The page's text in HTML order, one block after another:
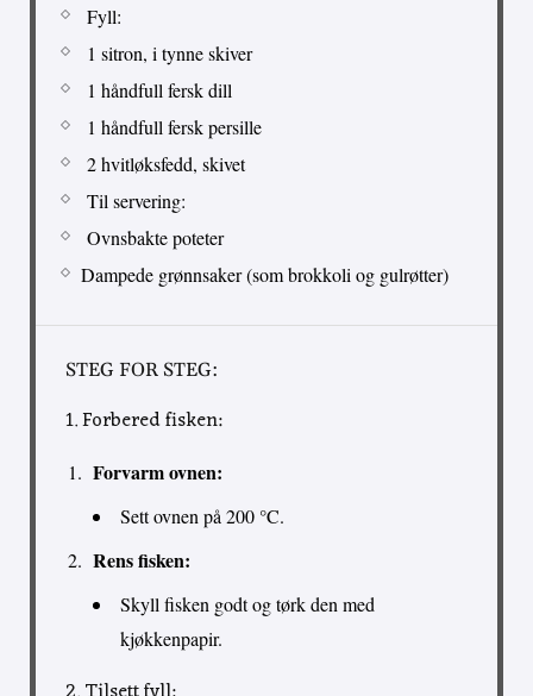
Fyll:
1 sitron, i tynne skiver
1 håndfull fersk dill
1 håndfull fersk persille
2 hvitløksfedd, skivet
Til servering:
Ovnsbakte poteter
Dampede grønnsaker (som brokkoli og gulrøtter)
STEG FOR STEG:
1. Forbered fisken:
Forvarm ovnen:
Sett ovnen på 200 °C.
Rens fisken:
Skyll fisken godt og tørk den med
kjøkkenpapir.